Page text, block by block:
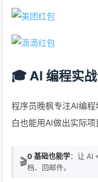
🎓 AI 编程实
程序员晚枫专注AI编程
白也能用AI做出实际项
🎬0 基础也能学：让 AI
档、回邮件。